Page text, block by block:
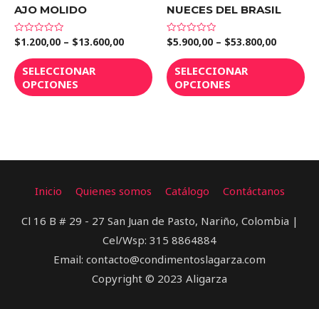
AJO MOLIDO
Valorado
en
de
5
$1.200,00 – $13.600,00
SELECCIONAR
OPCIONES
NUECES DEL BRASIL
Valorado
en
de
5
$5.900,00 – $53.800,00
SELECCIONAR
OPCIONES
Inicio Quienes somos Catálogo Contáctanos
Cl 16 B # 29 - 27 San Juan de Pasto, Nariño, Colombia |
Cel/Wsp: 315 8864884
Email: contacto@condimentoslagarza.com
Copyright © 2023 Aligarza